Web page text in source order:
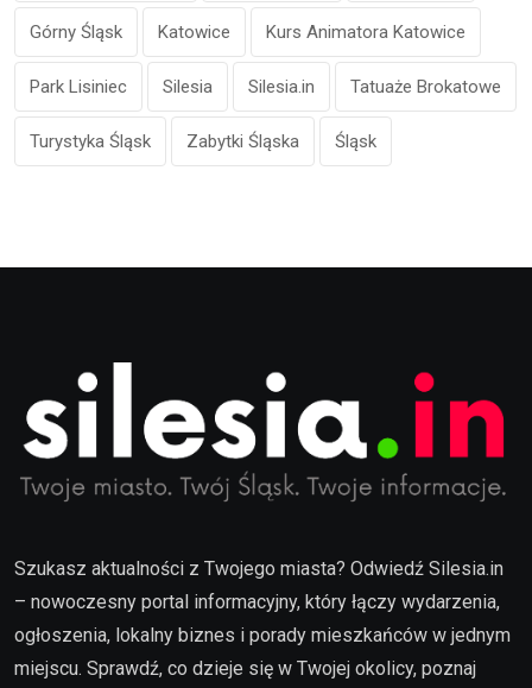
Górny Śląsk Katowice Kurs Animatora Katowice
Park Lisiniec Silesia Silesia.in Tatuaże Brokatowe
Turystyka Śląsk Zabytki Śląska Śląsk
Szukasz aktualności z Twojego miasta? Odwiedź Silesia.in
– nowoczesny portal informacyjny, który łączy wydarzenia,
ogłoszenia, lokalny biznes i porady mieszkańców w jednym
miejscu. Sprawdź, co dzieje się w Twojej okolicy, poznaj